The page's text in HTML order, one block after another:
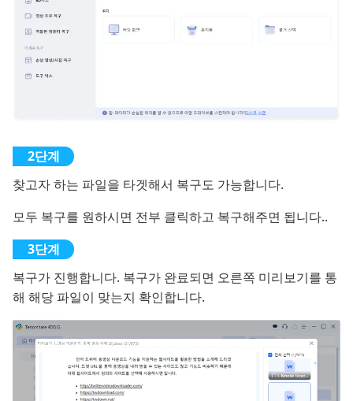
찾고자 하는 파일을 타겟해서 복구도 가능합니다.
모두 복구를 원하시면 전부 클릭하고 복구해주면 됩니다..
복구가 진행합니다. 복구가 완료되면 오른쪽 미리보기를 통
해 해당 파일이 맞는지 확인합니다.